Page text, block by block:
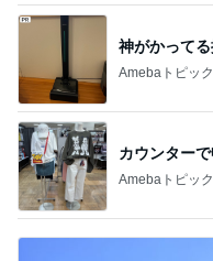
神がかって
Amebaトピッ
カウンター
Amebaトピッ